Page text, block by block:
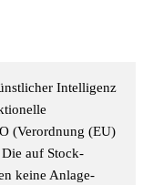
Intelligenz
(Verordnung (EU)
Die auf Stock-
keine Anlage-